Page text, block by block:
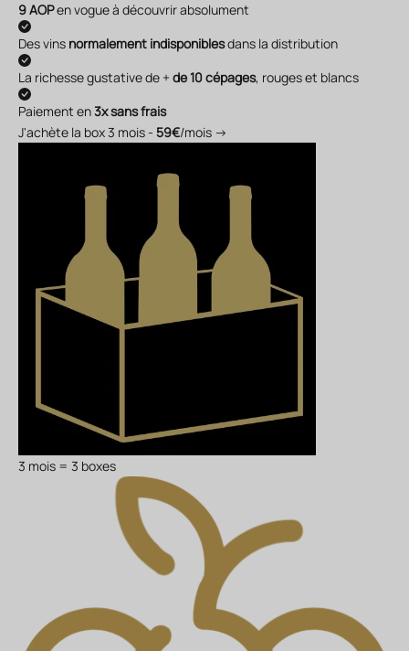
9 AOPen vogue à découvrir absolument
Des vins normalement indisponiblesdans la distribution
La richesse gustative de + de 10 cépages, rouges et blancs
Paiement en3x sans frais
J'achète la box 3 mois - 59€/mois →
3 mois = 3 boxes